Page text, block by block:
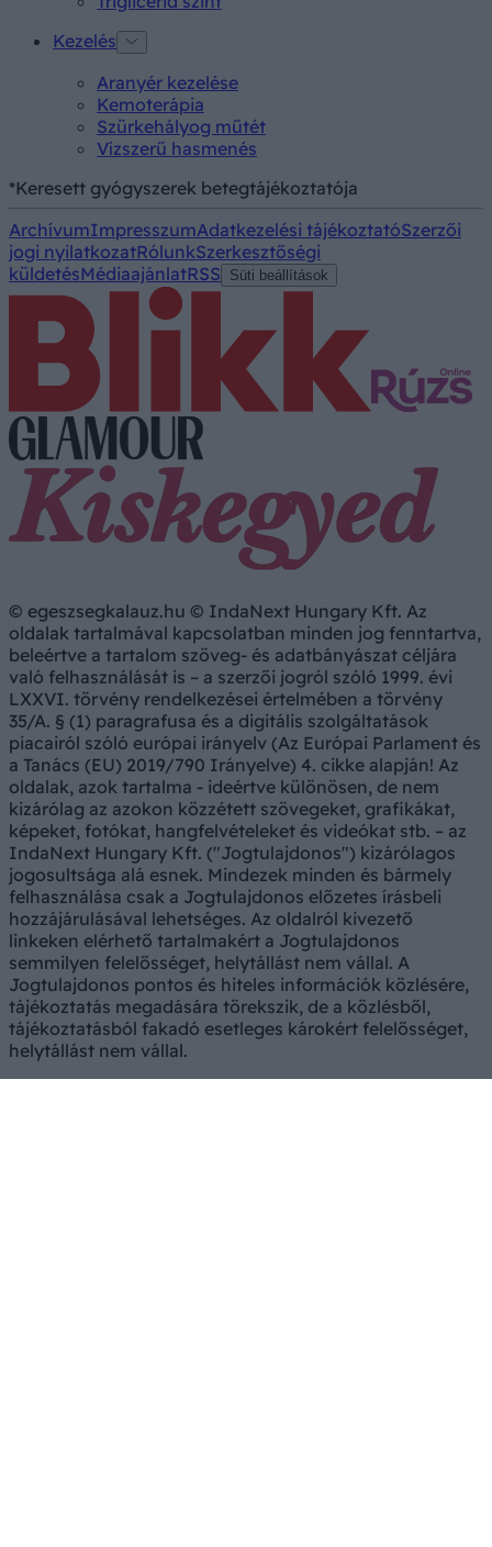
Kezelés
Aranyér kezelése
Kemoterápia
Szürkehályog műtét
Vízszerű hasmenés
*Keresett gyógyszerek betegtájékoztatója
ArchívumImpresszumAdatkezelési tájékoztatóSzerzői
jogi nyilatkozatRólunkSzerkesztőségi
küldetésMédiaajánlatRSS Süti beállítások
© egeszsegkalauz.hu © IndaNext Hungary Kft. Az
oldalak tartalmával kapcsolatban minden jog fenntartva,
beleértve a tartalom szöveg- és adatbányászat céljára
való felhasználását is – a szerzői jogról szóló 1999. évi
LXXVI. törvény rendelkezései értelmében a törvény
35/A. § (1) paragrafusa és a digitális szolgáltatások
piacairól szóló európai irányelv (Az Európai Parlament és
a Tanács (EU) 2019/790 Irányelve) 4. cikke alapján! Az
oldalak, azok tartalma - ideértve különösen, de nem
kizárólag az azokon közzétett szövegeket, grafikákat,
képeket, fotókat, hangfelvételeket és videókat stb. – az
IndaNext Hungary Kft. ("Jogtulajdonos") kizárólagos
jogosultsága alá esnek. Mindezek minden és bármely
felhasználása csak a Jogtulajdonos előzetes írásbeli
hozzájárulásával lehetséges. Az oldalról kivezető
linkeken elérhető tartalmakért a Jogtulajdonos
semmilyen felelősséget, helytállást nem vállal. A
Jogtulajdonos pontos és hiteles információk közlésére,
tájékoztatás megadására törekszik, de a közlésből,
tájékoztatásból fakadó esetleges károkért felelősséget,
helytállást nem vállal.